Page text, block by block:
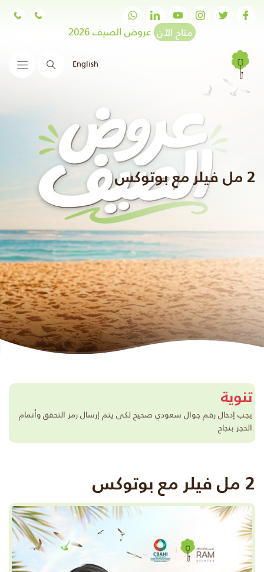
متاح الآن عروض الصيف 2026
English البحث
2 مل فيلر مع بوتوكس
تنوية
يجب إدخال رقم جوال سعودي صحيح لكى يتم إرسال رمز التحقق وأتمام
الحجز بنجاح
2 مل فيلر مع بوتوكس